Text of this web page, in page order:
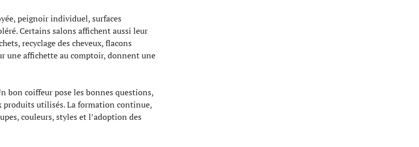
peignoir individuel, surfaces
Certains salons affichent aussi leur
recyclage des cheveux, flacons
une affichette au comptoir, donnent une
bon coiffeur pose les bonnes questions,
produits utilisés. La formation continue,
couleurs, styles et l’adoption des